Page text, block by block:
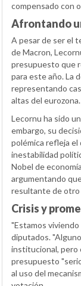
compensado con
Afrontando
A pesar de ser el
de Macron,
presupuesto que
para este año. La
representando
altas del eurozona.
Lecornu ha sido
embargo, su
polémica refleja
inestabilidad
Nobel de
argumentando
resultante de otro
Crisis y
"Estamos
diputados.
institucional, pero
presupuesto
al uso del